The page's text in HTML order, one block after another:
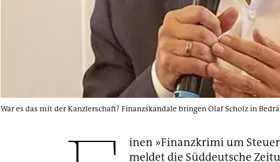
War es das mit der Kanzlerschaft? Finanzskandale bringen Olaf Scholz in
inen »Finanzkrimi um
meldet die Süddeutsche